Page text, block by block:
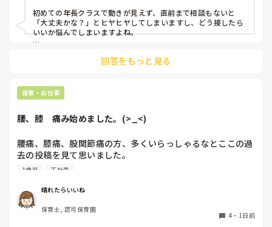
対応にも悩みます。
初めての年長クラスで動きが見えず、直前まで相談もないと
「大丈夫かな？」とヒヤヒヤしてしまいますし、どう接したら
いいか悩んでしまいますよね。
「こんなこと聞いたら迷惑かな」と抱え込んでいるケースがと
待つスタイルから一歩踏み出して、リーダー側から「〇〇の
件、どこまで進んだ？」「困ってることない？」と具体的に声
てしまうと、後輩も質問しやすくなりますよ。一人で抱え込ま
ず、声をかけやすい雰囲気作りから試してみてくださいね。
回答をもっと見る
保育・お仕事
腰、膝　痛み始めました。(>_<)
腰痛、膝痛、股関節痛の方、多くいらっしゃるなとここの過
去の投稿を見て思いました。
という私も、２週間前、初めて腰痛になりました。
右腰が痛くて、起き上がれない。
1歳児 正社員
晴れたらいいね
保育士, 認可保育園
4 ・ 1日前